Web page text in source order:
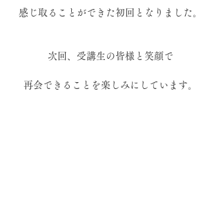
感じ取ることができた初回となりました。
次回、受講生の皆様と笑顔で
再会できることを楽しみにしています。